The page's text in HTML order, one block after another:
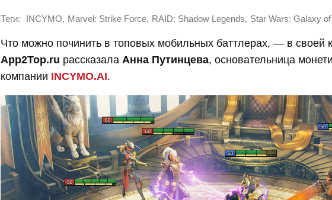
Теги: INCYMO, Marvel: Strike Force, RAID: Shadow Legends, Star Wars: Galaxy
Что можно починить в топовых мобильных баттлерах, — в своей
App2Top.ru рассказала Анна Путинцева, основательница
компании INCYMO.AI.